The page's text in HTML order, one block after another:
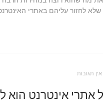
לחזור עליהם באתרי
אין תגובות
אתרי אינטרנט הוא